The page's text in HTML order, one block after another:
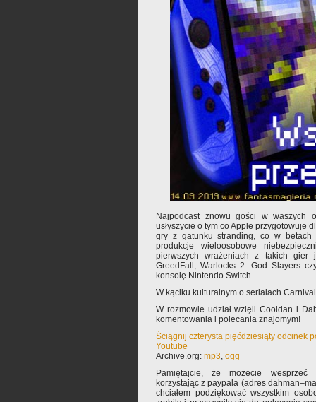
Najpodcast znowu gości w waszych
usłyszycie o tym co Apple przygotowuje
gry z gatunku stranding, co w betach
produkcje wieloosobowe
pierwszych wrażeniach z takich
GreedFall, Warlocks 2: God Slayers
konsolę Nintendo Switch.
W kąciku kulturalnym o serialach
W rozmowie udział wzięli Cooldan i
komentowania i polecania znajomym!
Ściągnij czterysta pięćdziesiąty odcinek
Youtube
Archive.org: mp3, ogg
Pamiętajcie, że możecie wesprzeć
korzystając z paypala (adres
chciałem podziękować wszystkim